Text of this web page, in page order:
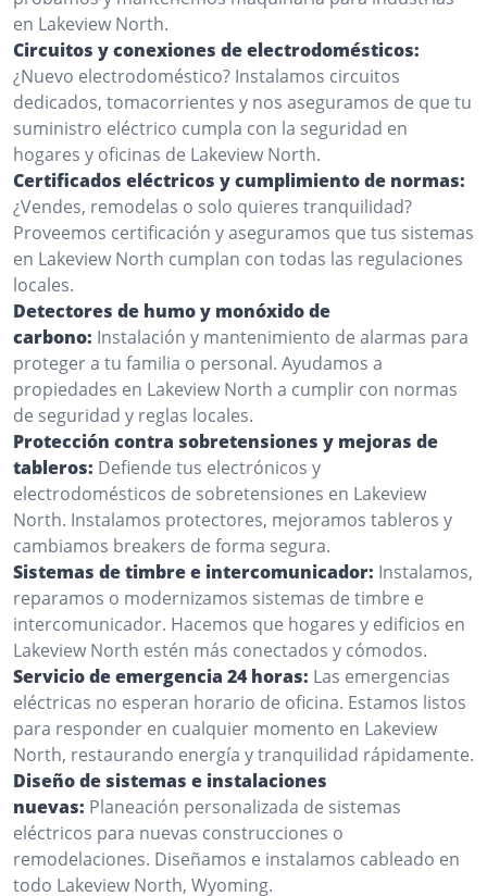
en Lakeview North.
Circuitos y conexiones de electrodomésticos:
¿Nuevo electrodoméstico? Instalamos circuitos
dedicados, tomacorrientes y nos aseguramos de que tu
suministro eléctrico cumpla con la seguridad en
hogares y oficinas de Lakeview North.
Certificados eléctricos y cumplimiento de normas:
¿Vendes, remodelas o solo quieres tranquilidad?
Proveemos certificación y aseguramos que tus sistemas
en Lakeview North cumplan con todas las regulaciones
locales.
Detectores de humo y monóxido de
carbono: Instalación y mantenimiento de alarmas para
proteger a tu familia o personal. Ayudamos a
propiedades en Lakeview North a cumplir con normas
de seguridad y reglas locales.
Protección contra sobretensiones y mejoras de
tableros: Defiende tus electrónicos y
electrodomésticos de sobretensiones en Lakeview
North. Instalamos protectores, mejoramos tableros y
cambiamos breakers de forma segura.
Sistemas de timbre e intercomunicador: Instalamos,
reparamos o modernizamos sistemas de timbre e
intercomunicador. Hacemos que hogares y edificios en
Lakeview North estén más conectados y cómodos.
Servicio de emergencia 24 horas: Las emergencias
eléctricas no esperan horario de oficina. Estamos listos
para responder en cualquier momento en Lakeview
North, restaurando energía y tranquilidad rápidamente.
Diseño de sistemas e instalaciones
nuevas: Planeación personalizada de sistemas
eléctricos para nuevas construcciones o
remodelaciones. Diseñamos e instalamos cableado en
todo Lakeview North, Wyoming.